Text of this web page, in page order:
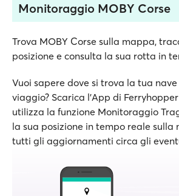
Monitoraggio MOBY Corse
Trova MOBY Corse sulla mappa,
posizione e consulta la sua rotta in
Vuoi sapere dove si trova la tua
viaggio? Scarica l'App di
utilizza la funzione Monitoraggio
la sua posizione in tempo reale sulla
tutti gli aggiornamenti circa gli